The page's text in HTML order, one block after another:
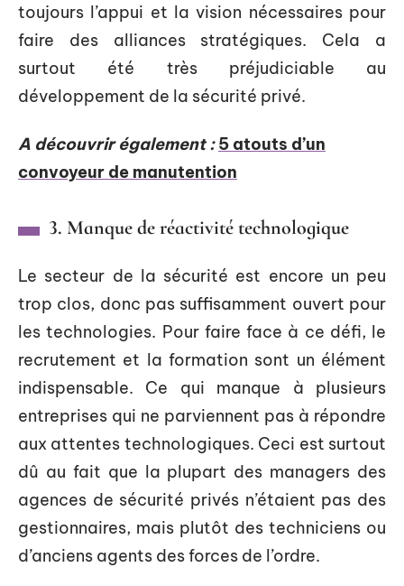
toujours l’appui et la vision nécessaires pour
faire des alliances stratégiques. Cela a
surtout été très préjudiciable au
développement de la sécurité privé.
A découvrir également : 5 atouts d’un
convoyeur de manutention
3. Manque de réactivité technologique
Le secteur de la sécurité est encore un peu
trop clos, donc pas suffisamment ouvert pour
les technologies. Pour faire face à ce défi, le
recrutement et la formation sont un élément
indispensable. Ce qui manque à plusieurs
entreprises qui ne parviennent pas à répondre
aux attentes technologiques. Ceci est surtout
dû au fait que la plupart des managers des
agences de sécurité privés n’étaient pas des
gestionnaires, mais plutôt des techniciens ou
d’anciens agents des forces de l’ordre.